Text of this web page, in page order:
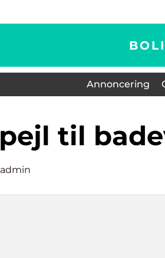
Annoncering
spejl til
admin